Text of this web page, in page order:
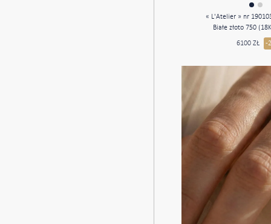
« L'Atelier » nr
Białe złoto 750
laboratoryjny
Korona z kamieni
6100 ZŁ -